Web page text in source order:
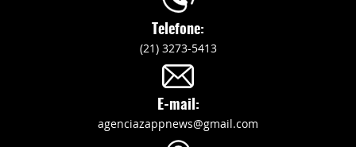
Telefone:
(21) 3273-5413
E-mail:
agenciazappnews@gmail.com